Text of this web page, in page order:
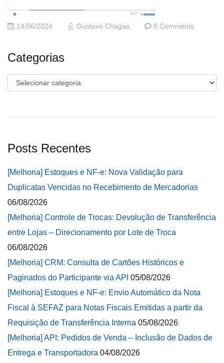
14/06/2024 Gustavo Chagas 0 Comments
Categorias
Categorias
Posts Recentes
[Melhoria] Estoques e NF-e: Nova Validação para
Duplicatas Vencidas no Recebimento de Mercadorias
06/08/2026
[Melhoria] Controle de Trocas: Devolução de Transferência
entre Lojas – Direcionamento por Lote de Troca
06/08/2026
[Melhoria] CRM: Consulta de Cartões Históricos e
Paginados do Participante via API 05/08/2026
[Melhoria] Estoques e NF-e: Envio Automático da Nota
Fiscal à SEFAZ para Notas Fiscais Emitidas a partir da
Requisição de Transferência Interna 05/08/2026
[Melhoria] API: Pedidos de Venda – Inclusão de Dados de
Entrega e Transportadora 04/08/2026